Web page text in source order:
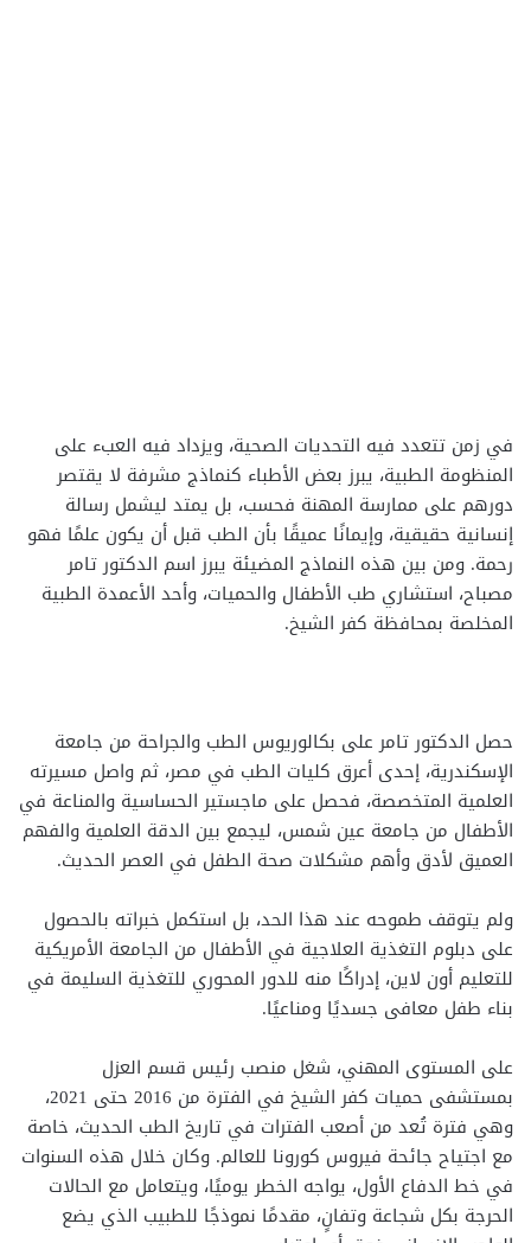
في زمن تتعدد فيه التحديات الصحية، ويزداد فيه العبء على
المنظومة الطبية، يبرز بعض الأطباء كنماذج مشرفة لا يقتصر
دورهم على ممارسة المهنة فحسب، بل يمتد ليشمل رسالة
إنسانية حقيقية، وإيمانًا عميقًا بأن الطب قبل أن يكون علمًا فهو
رحمة. ومن بين هذه النماذج المضيئة يبرز اسم الدكتور تامر
مصباح، استشاري طب الأطفال والحميات، وأحد الأعمدة الطبية
المخلصة بمحافظة كفر الشيخ.
حصل الدكتور تامر على بكالوريوس الطب والجراحة من جامعة
الإسكندرية، إحدى أعرق كليات الطب في مصر، ثم واصل مسيرته
العلمية المتخصصة، فحصل على ماجستير الحساسية والمناعة في
الأطفال من جامعة عين شمس، ليجمع بين الدقة العلمية والفهم
العميق لأدق وأهم مشكلات صحة الطفل في العصر الحديث.
ولم يتوقف طموحه عند هذا الحد، بل استكمل خبراته بالحصول
على دبلوم التغذية العلاجية في الأطفال من الجامعة الأمريكية
للتعليم أون لاين، إدراكًا منه للدور المحوري للتغذية السليمة في
بناء طفل معافى جسديًا ومناعيًا.
على المستوى المهني، شغل منصب رئيس قسم العزل
بمستشفى حميات كفر الشيخ في الفترة من 2016 حتى 2021،
وهي فترة تُعد من أصعب الفترات في تاريخ الطب الحديث، خاصة
مع اجتياح جائحة فيروس كورونا للعالم. وكان خلال هذه السنوات
في خط الدفاع الأول، يواجه الخطر يوميًا، ويتعامل مع الحالات
الحرجة بكل شجاعة وتفانٍ، مقدمًا نموذجًا للطبيب الذي يضع